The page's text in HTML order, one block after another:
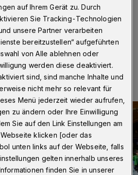
Samstagabend (16. Mai 2026)
gegen die IGR Remscheid mit 2:0.
Eine Minute Lesezeit
auf Ihrem Gerät zu. Durch
Sie Tracking-Technologien
unsere Partner verarbeiten
bereitzustellen“ aufgeführten
von Alle ablehnen oder
werden diese deaktiviert.
sind, sind manche Inhalte und
nicht mehr so relevant für
Menü jederzeit wieder aufrufen,
zu ändern oder Ihre Einwilligung
Sie auf den Link Einstellungen am
klicken [oder das
unten links auf der Webseite, falls
gelten innerhalb unseres
finden Sie in unserer